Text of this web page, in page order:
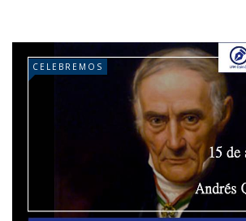
CELEBREMOS